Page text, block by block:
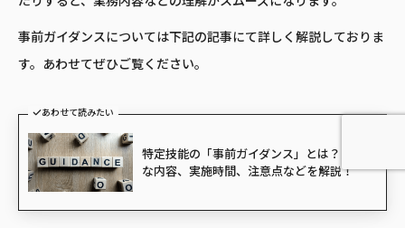
事前ガイダンスについては下記の記事にて詳しく解説しておりま
す。あわせてぜひご覧ください。
あわせて読みたい
特定技能の「事前ガイダンス」とは？具体的
な内容、実施時間、注意点などを解説！